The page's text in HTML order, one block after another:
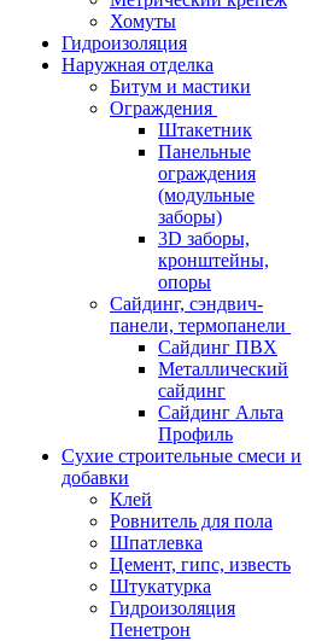
Хомуты
Гидроизоляция
Наружная отделка
Битум и мастики
Ограждения
Штакетник
Панельные
ограждения
(модульные
заборы)
3D заборы,
кронштейны,
опоры
Cайдинг, сэндвич-
панели, термопанели
Сайдинг ПВХ
Металлический
сайдинг
Сайдинг Альта
Профиль
Сухие строительные смеси и
добавки
Клей
Ровнитель для пола
Шпатлевка
Цемент, гипс, известь
Штукатурка
Гидроизоляция
Пенетрон